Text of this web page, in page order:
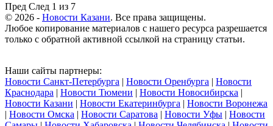
Пред След 1 из 7
© 2026 - Новости Казани. Все права защищены.
Любое копирование материалов с нашего ресурса разрешается
только с обратной активной ссылкой на страницу статьи.
Наши сайты партнеры:
Новости Санкт-Петербурга | Новости Оренбурга | Новости
Краснодара | Новости Тюмени | Новости Новосибирска |
Новости Казани | Новости Екатеринбурга | Новости Воронежа
| Новости Омска | Новости Саратова | Новости Уфы | Новости